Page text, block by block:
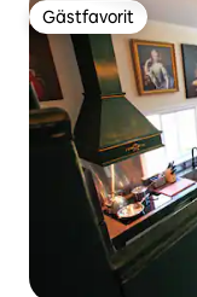
Gästfavorit
Gästfavorit